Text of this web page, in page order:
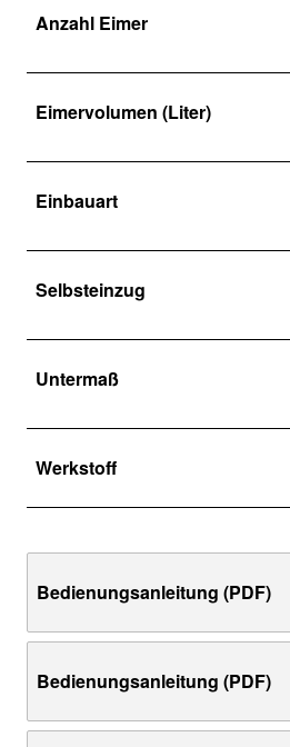
Anzahl Eimer
Eimervolumen (Liter)
Einbauart
Selbsteinzug
Untermaß
Werkstoff
Bedienungsanleitung (PDF)
Bedienungsanleitung (PDF)